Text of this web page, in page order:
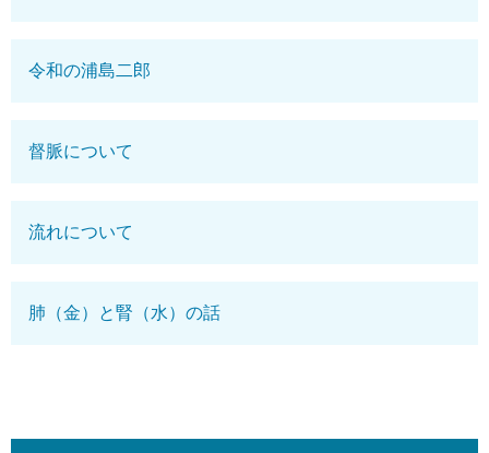
令和の浦島二郎
督脈について
流れについて
肺（金）と腎（水）の話